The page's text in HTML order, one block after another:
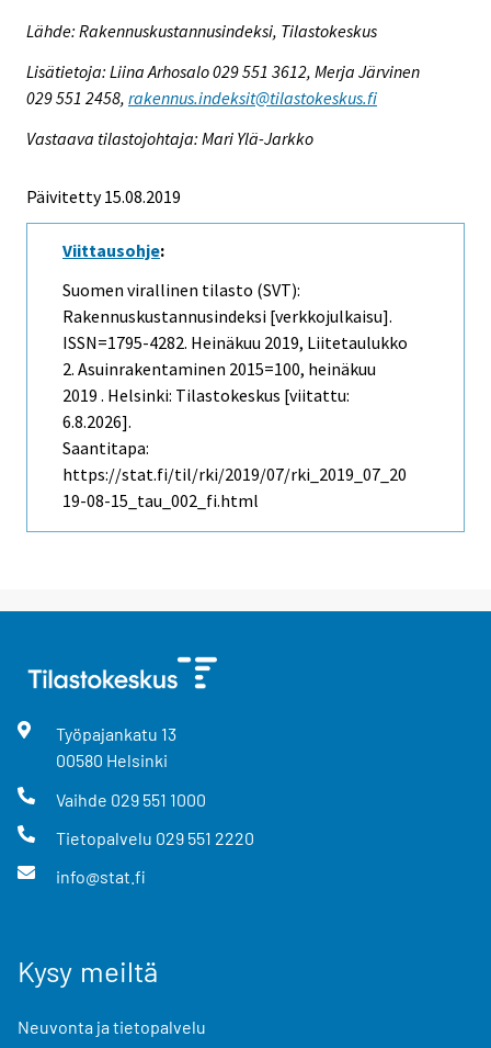
Lähde: Rakennuskustannusindeksi, Tilastokeskus
Lisätietoja: Liina Arhosalo 029 551 3612, Merja Järvinen
029 551 2458, rakennus.indeksit@tilastokeskus.fi
Vastaava tilastojohtaja: Mari Ylä-Jarkko
Päivitetty 15.08.2019
Viittausohje:
Suomen virallinen tilasto (SVT):
Rakennuskustannusindeksi [verkkojulkaisu].
ISSN=1795-4282. Heinäkuu 2019, Liitetaulukko
2. Asuinrakentaminen 2015=100, heinäkuu
2019 . Helsinki: Tilastokeskus [viitattu:
6.8.2026].
Saantitapa:
https://stat.fi/til/rki/2019/07/rki_2019_07_20
19-08-15_tau_002_fi.html
Työpajankatu 13
00580 Helsinki
Vaihde 029 551 1000
Tietopalvelu 029 551 2220
info@stat.fi
Kysy meiltä
Neuvonta ja tietopalvelu